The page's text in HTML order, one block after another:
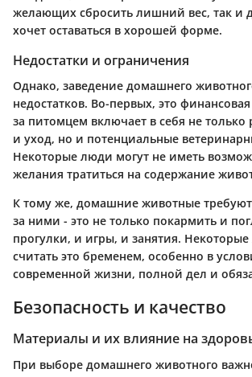
желающих сбросить лишний вес, так и
хочет оставаться в хорошей форме.
Недостатки и ограничения
Однако, заведение домашнего
недостатков. Во-первых, это финансовая
за питомцем включает в себя не только
и уход, но и потенциальные
Некоторые люди могут не иметь
желания тратиться на содержание
К тому же, домашние животные
за ними - это не только покармить и
прогулки, и игры, и занятия.
считать это бременем, особенно в
современной жизни, полной дел и
Безопасность и качество
Материалы и их влияние на
При выборе домашнего животного